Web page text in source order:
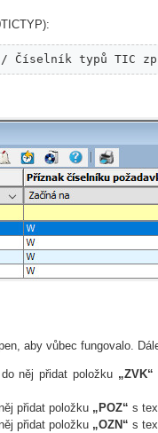
Číselník typů TIC
aby vůbec fungovalo.
něj přidat položku „ZVK“
přidat položku „POZ“ s
přidat položku „OZN“ s